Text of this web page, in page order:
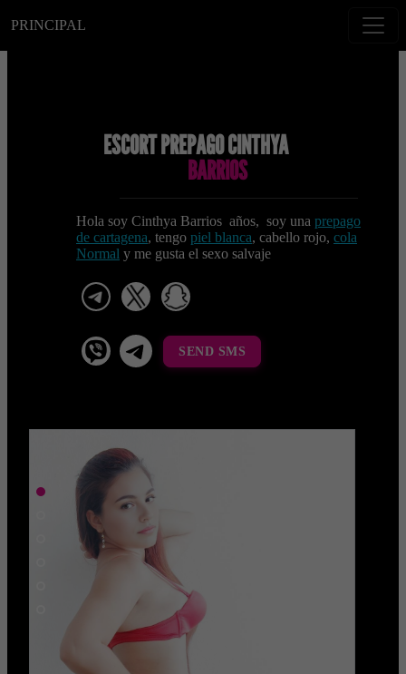
PRINCIPAL
ESCORT PREPAGO CINTHYA
BARRIOS
Hola soy Cinthya Barrios años, soy una prepago
de cartagena, tengo piel blanca, cabello rojo, cola
Normal y me gusta el sexo salvaje
telegram
viber Telegram La Celestina
SEND SMS